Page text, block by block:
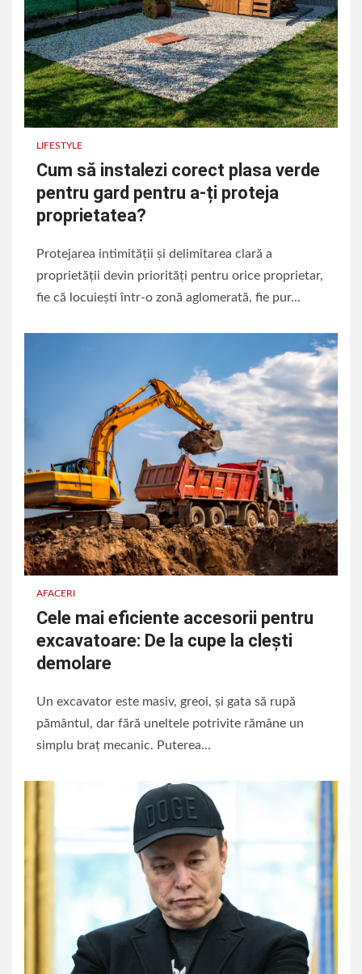
LIFESTYLE
Cum să instalezi corect plasa verde
pentru gard pentru a-ți proteja
proprietatea?
Protejarea intimității și delimitarea clară a
proprietății devin priorități pentru orice proprietar,
fie că locuiești într-o zonă aglomerată, fie pur...
AFACERI
Cele mai eficiente accesorii pentru
excavatoare: De la cupe la clești
demolare
Un excavator este masiv, greoi, și gata să rupă
pământul, dar fără uneltele potrivite rămâne un
simplu braț mecanic. Puterea...